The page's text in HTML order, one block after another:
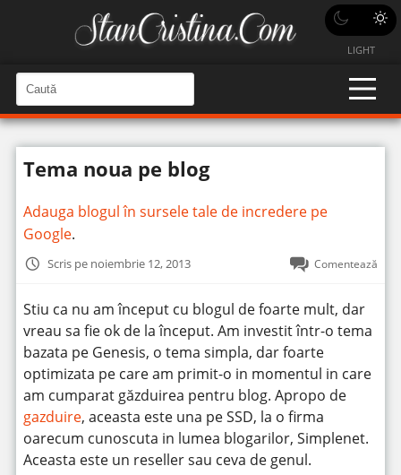
LIGHT
a
u
t
n
C
a
u
î
n
t
Tema noua pe blog
Adauga blogul în sursele tale de incredere pe
Google.
Scris pe noiembrie 12, 2013 Comentează
Stiu ca nu am început cu blogul de foarte mult, dar
vreau sa fie ok de la început. Am investit într-o tema
bazata pe Genesis, o tema simpla, dar foarte
optimizata pe care am primit-o in momentul in care
am cumparat găzduirea pentru blog. Apropo de
gazduire, aceasta este una pe SSD, la o firma
oarecum cunoscuta in lumea blogarilor, Simplenet.
Aceasta este un reseller sau ceva de genul.